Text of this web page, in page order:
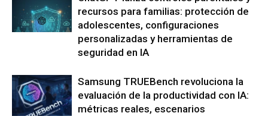
recursos para familias: protección de
adolescentes, configuraciones
personalizadas y herramientas de
seguridad en IA
Samsung TRUEBench revoluciona la
evaluación de la productividad con IA:
métricas reales, escenarios